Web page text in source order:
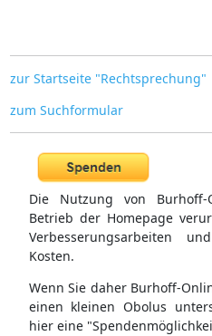
zur Startseite "Rechtsprechung"
zum Suchformular
Die Nutzung von
Betrieb der Homepage
Verbesserungsarbeiten
Kosten.
Wenn Sie daher Burhoff-
einen kleinen Obolus
hier eine